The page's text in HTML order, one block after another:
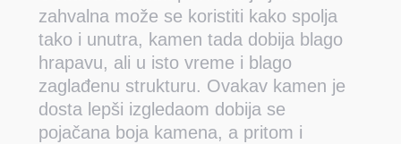
zahvalna može se koristiti kako spolja
tako i unutra, kamen tada dobija blago
hrapavu, ali u isto vreme i blago
zaglađenu strukturu. Ovakav kamen je
dosta lepši izgledaom dobija se
pojačana boja kamena, a pritom i